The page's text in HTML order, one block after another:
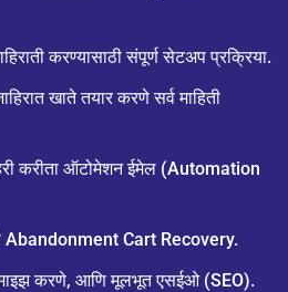
करण्यासाठी संपूर्ण सेटअप प्रक्रिया.
खाते तयार करणे सर्व माहिती
करीता ऑटोमेशन ईमेल (Automation
Abandonment Cart Recovery.
करणे, आणि मूलभूत एसईओ (SEO).